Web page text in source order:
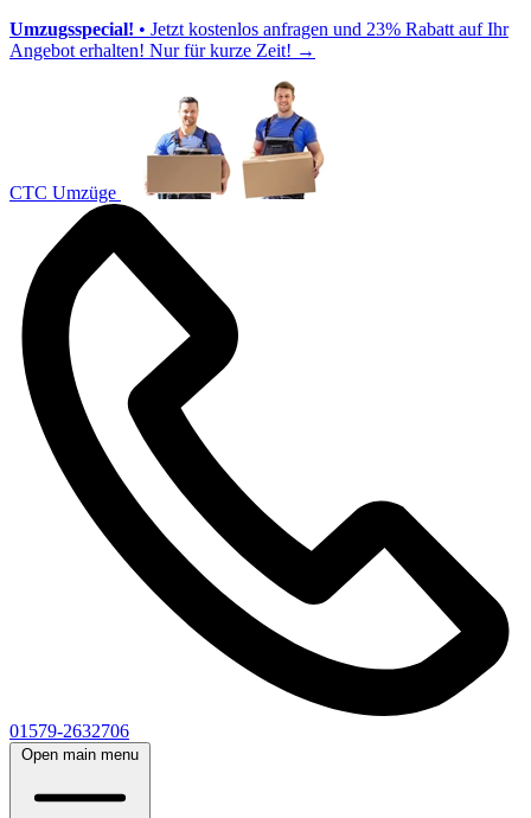
Umzugsspecial! • Jetzt kostenlos anfragen und 23% Rabatt auf Ihr
Angebot erhalten! Nur für kurze Zeit! →
CTC Umzüge
01579-2632706
Open main menu